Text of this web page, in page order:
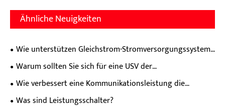
Ähnliche Neuigkeiten
Wie unterstützen Gleichstrom-Stromversorgungssysteme
eine stabile industrielle Stromverteilung?
Warum sollten Sie sich für eine USV der
Hochfrequenzserie für einen Leistungsschutz der nächsten
Stufe entscheiden?
Wie verbessert eine Kommunikationsleistung die
Zuverlässigkeit moderner Netzwerke?
Was sind Leistungsschalter?